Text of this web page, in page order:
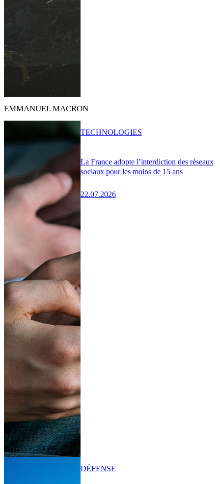
EMMANUEL MACRON
La France adopte l’interdiction des réseaux
sociaux pour les moins de 15 ans
22.07.2026
TECHNOLOGIES
DÉFENSE